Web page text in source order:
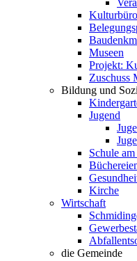
Kulturbüro
Museen
Projekt:
Zuschuss
Bildung und
Jugend
Schule
Kirche
Wirtschaft
die Gemeinde